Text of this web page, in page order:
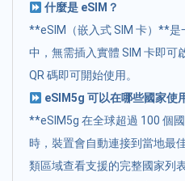
什麼是 eSIM？
**eSIM（嵌入式 SIM 卡）**是
中，無需插入實體 SIM 卡即可
QR 碼即可開始使用。
eSIM5g 可以在哪些國家使
**eSIM5g 在全球超過 100 個
時，裝置會自動連接到當地最
類區域查看支援的完整國家列表